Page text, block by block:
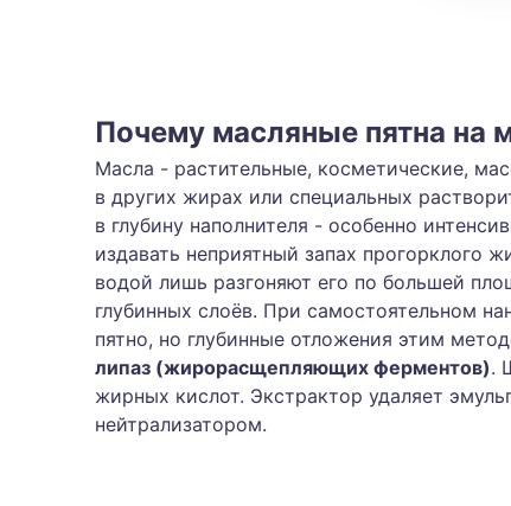
Почему масляные пятна на
Масла - растительные, косметические,
в других жирах или специальных
в глубину наполнителя - особенно
издавать неприятный запах прогорклого
водой лишь разгоняют его по большей
глубинных слоёв. При самостоятельном
пятно, но глубинные отложения этим
липаз (жирорасщепляющих ферментов).
жирных кислот. Экстрактор удаляет
нейтрализатором.